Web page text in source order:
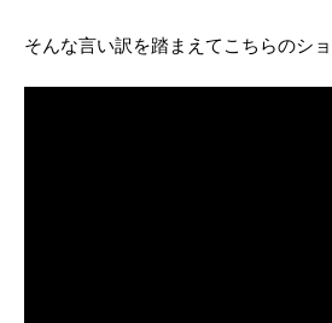
そんな言い訳を踏まえてこちらのショ